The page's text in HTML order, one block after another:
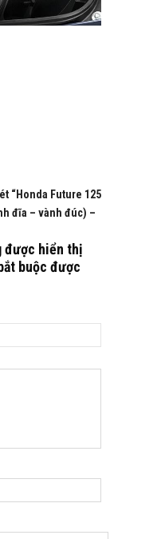
“Honda Future 125
đĩa – vành đúc) –
được hiển thị
buộc được